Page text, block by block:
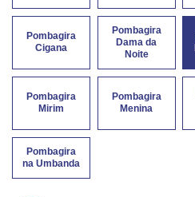
Pombagira
Cigana
Pombagira
Dama da
Noite
Pombagira
Mirim
Pombagira
Menina
Pombagira
na Umbanda